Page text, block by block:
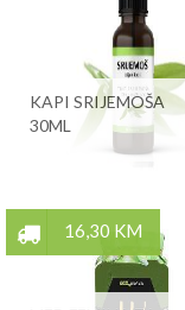
KAPI SRIJEMOŠA
30ML
16,30 KM